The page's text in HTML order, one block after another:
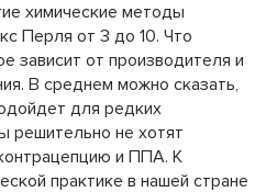
химические методы
Перля от 3 до 10. Что
зависит от производителя и
В среднем можно сказать,
для редких
решительно не хотят
и ППА. К
практике в нашей стране